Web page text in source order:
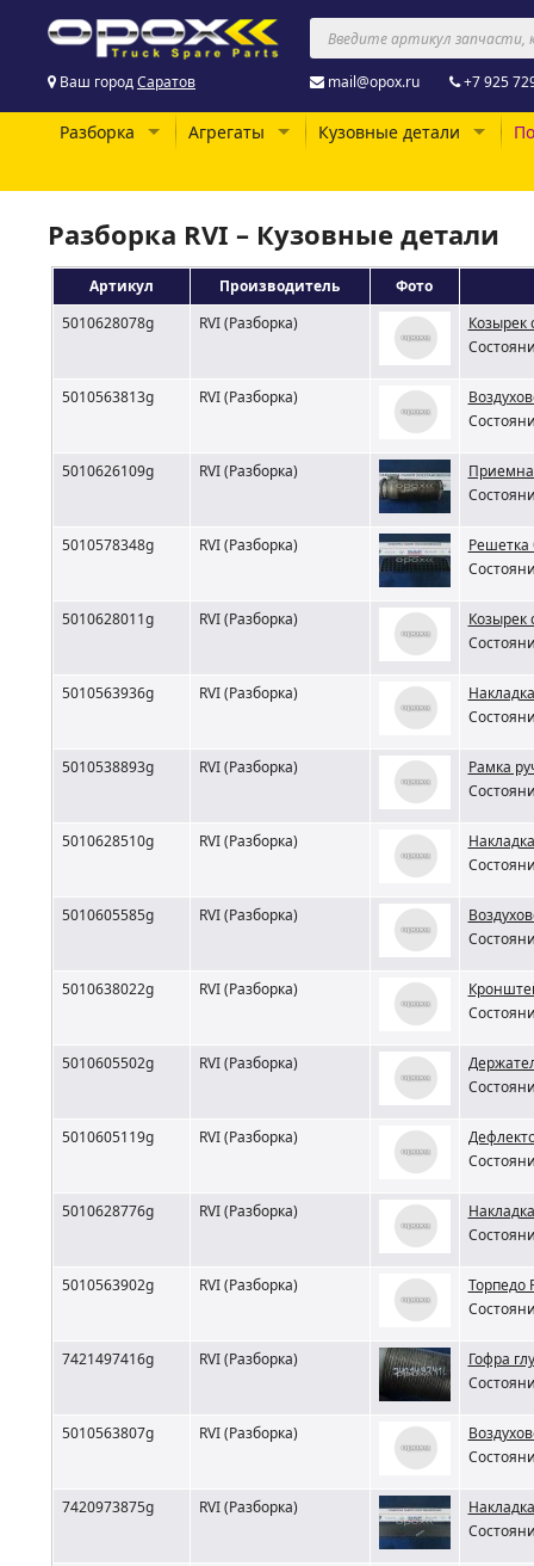
Ваш городСаратов mail@opox.ru +7 925
Разборка Агрегаты Кузовные детали
Разборка RVI – Кузовные детали
Артикул Производитель
Фото
5010628078g
RVI (Разборка)
Козырек
5010563813g RVI (Разборка)
5010626109g RVI (Разборка)
5010578348g RVI (Разборка)
Решетка
5010628011g RVI (Разборка)
Козырек
5010563936g RVI (Разборка)
5010538893g RVI (Разборка)
Рамка
5010628510g RVI (Разборка)
5010605585g RVI (Разборка)
5010638022g RVI (Разборка)
5010605502g RVI (Разборка)
5010605119g RVI (Разборка)
5010628776g RVI (Разборка)
5010563902g RVI (Разборка)
Торпедо
7421497416g RVI (Разборка)
Гофра
5010563807g RVI (Разборка)
7420973875g RVI (Разборка)